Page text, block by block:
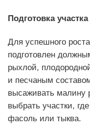
Подготовка участка
Для успешного
подготовлен
рыхлой,
и песчаным
высаживать малину
выбрать участки,
фасоль или тыква.